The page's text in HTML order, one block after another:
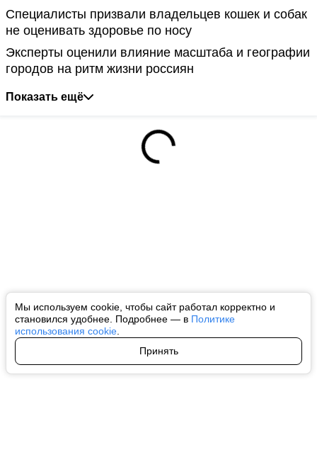
Мы используем cookie, чтобы сайт работал корректно и
становился удобнее. Подробнее — в Политике
использования cookie
Принять
Специалисты призвали владельцев кошек и собак
не оценивать здоровье по носу
Эксперты оценили влияние масштаба и географии
городов на ритм жизни россиян
Показать ещё